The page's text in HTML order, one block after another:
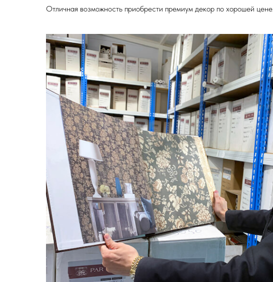
Отличная возможность приобрести премиум декор по хорошей цене.